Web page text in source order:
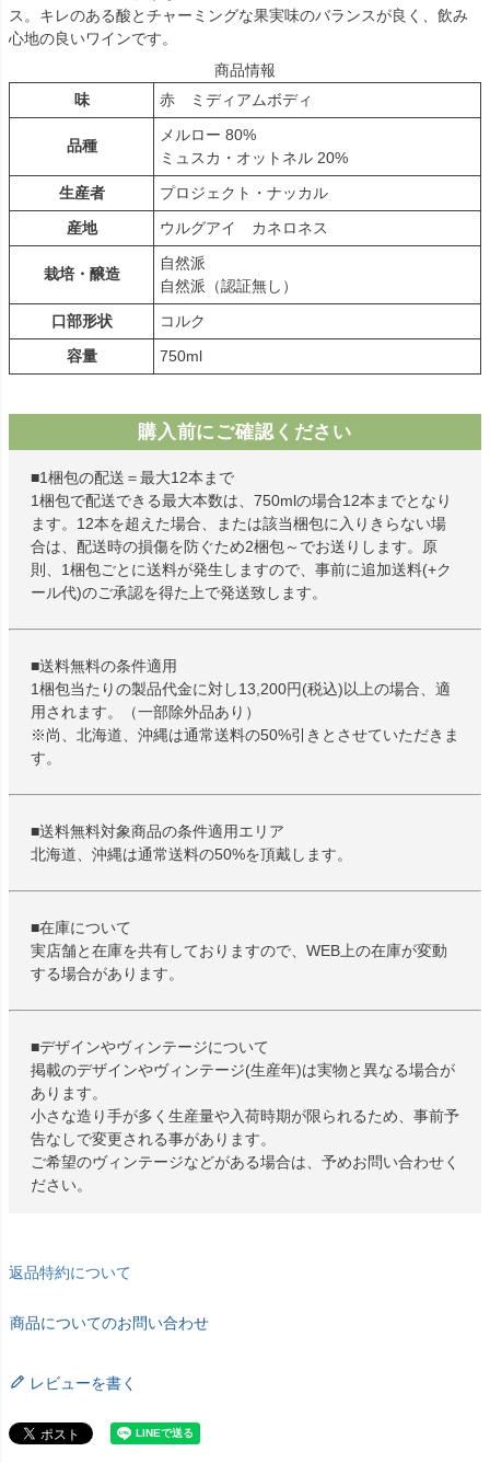
ス。キレのある酸とチャーミングな果実味のバランスが良く、飲み
心地の良いワインです。
商品情報
味
赤 ミディアムボディ
品種
メルロー 80%
ミュスカ・オットネル 20%
生産者
プロジェクト・ナッカル
産地
ウルグアイ カネロネス
栽培・醸造
自然派
自然派（認証無し）
口部形状
コルク
容量
750ml
購入前にご確認ください
■1梱包の配送＝最大12本まで
1梱包で配送できる最大本数は、750mlの場合12本までとなり
ます。12本を超えた場合、または該当梱包に入りきらない場
合は、配送時の損傷を防ぐため2梱包～でお送りします。原
則、1梱包ごとに送料が発生しますので、事前に追加送料(+ク
ール代)のご承認を得た上で発送致します。
■送料無料の条件適用
1梱包当たりの製品代金に対し13,200円(税込)以上の場合、適
用されます。（一部除外品あり）
※尚、北海道、沖縄は通常送料の50%引きとさせていただきま
す。
■送料無料対象商品の条件適用エリア
北海道、沖縄は通常送料の50%を頂戴します。
■在庫について
実店舗と在庫を共有しておりますので、WEB上の在庫が変動
する場合があります。
■デザインやヴィンテージについて
掲載のデザインやヴィンテージ(生産年)は実物と異なる場合が
あります。
小さな造り手が多く生産量や入荷時期が限られるため、事前予
告なしで変更される事があります。
ご希望のヴィンテージなどがある場合は、予めお問い合わせく
ださい。
返品特約について
商品についてのお問い合わせ
レビューを書く